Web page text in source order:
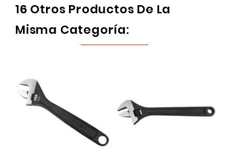
16 Otros Productos De La
Misma Categoría: